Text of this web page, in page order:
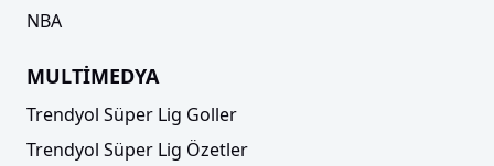
NBA
MULTİMEDYA
Trendyol Süper Lig Goller
Trendyol Süper Lig Özetler